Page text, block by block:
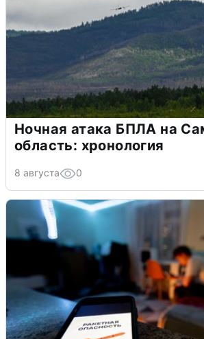
Ночная атака БПЛА на
область: хронология
8 августа 0